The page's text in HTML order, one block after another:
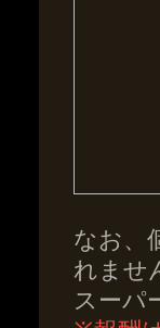
なお、
れませ
スーパ